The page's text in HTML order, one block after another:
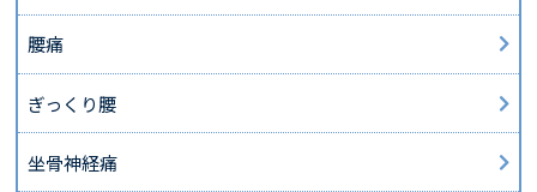
腰痛
ぎっくり腰
坐骨神経痛